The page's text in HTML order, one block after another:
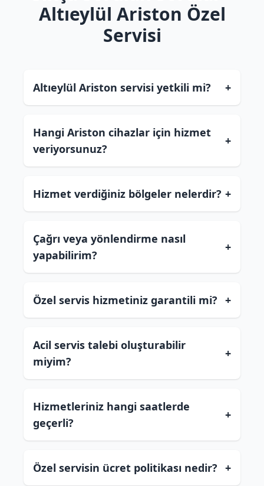
Altıeylül Ariston Özel
Servisi
Altıeylül Ariston servisi yetkili mi? +
Hangi Ariston cihazlar için hizmet
veriyorsunuz?
+
Hizmet verdiğiniz bölgeler nelerdir? +
Çağrı veya yönlendirme nasıl
yapabilirim?
+
Özel servis hizmetiniz garantili mi? +
Acil servis talebi oluşturabilir
miyim?
+
Hizmetleriniz hangi saatlerde
geçerli?
+
Özel servisin ücret politikası nedir? +